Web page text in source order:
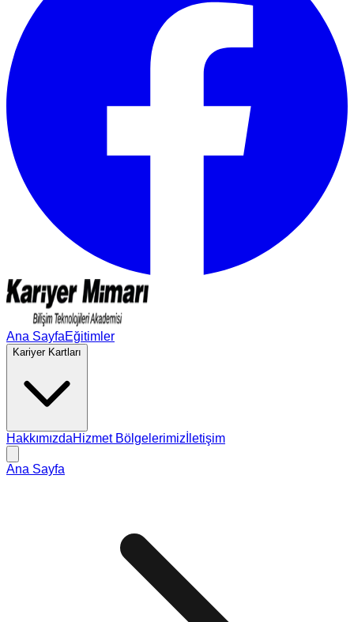
Ana SayfaEğitimler
Kariyer Kartları
HakkımızdaHizmet Bölgelerimiz İletişim
Ana Sayfa